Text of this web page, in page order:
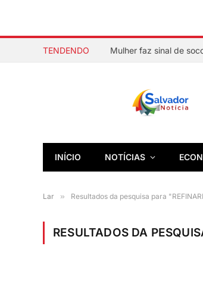
TENDENDO
INÍCIO NOTÍCIAS
Lar » Resultados da pesquisa para
RESULTADOS DA